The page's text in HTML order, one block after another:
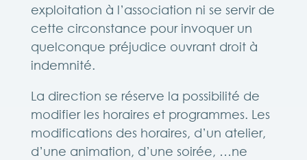
exploitation à l’association ni se servir de
cette circonstance pour invoquer un
quelconque préjudice ouvrant droit à
indemnité.
La direction se réserve la possibilité de
modifier les horaires et programmes. Les
modifications des horaires, d’un atelier,
d’une animation, d’une soirée, …ne